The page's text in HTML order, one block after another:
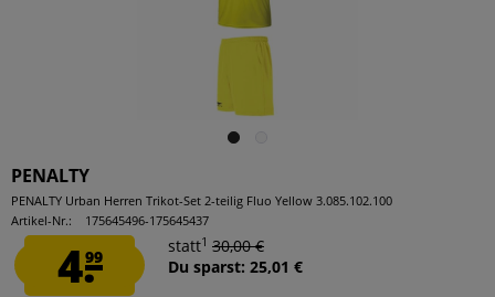
PENALTY
PENALTY Urban Herren Trikot-Set 2-teilig Fluo Yellow 3.085.102.100
Artikel-Nr.:
175645496-175645437
4.99
statt1 30,00 €
Du sparst: 25,01 €